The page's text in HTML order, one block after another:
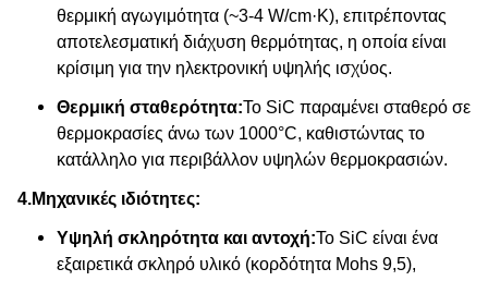
θερμική αγωγιμότητα (~3-4 W/cm·K), επιτρέποντας
αποτελεσματική διάχυση θερμότητας, η οποία είναι
κρίσιμη για την ηλεκτρονική υψηλής ισχύος.
Θερμική σταθερότητα:Το SiC παραμένει σταθερό σε
θερμοκρασίες άνω των 1000°C, καθιστώντας το
κατάλληλο για περιβάλλον υψηλών θερμοκρασιών.
4.Μηχανικές ιδιότητες:
Υψηλή σκληρότητα και αντοχή:Το SiC είναι ένα
εξαιρετικά σκληρό υλικό (κορδότητα Mohs 9,5),